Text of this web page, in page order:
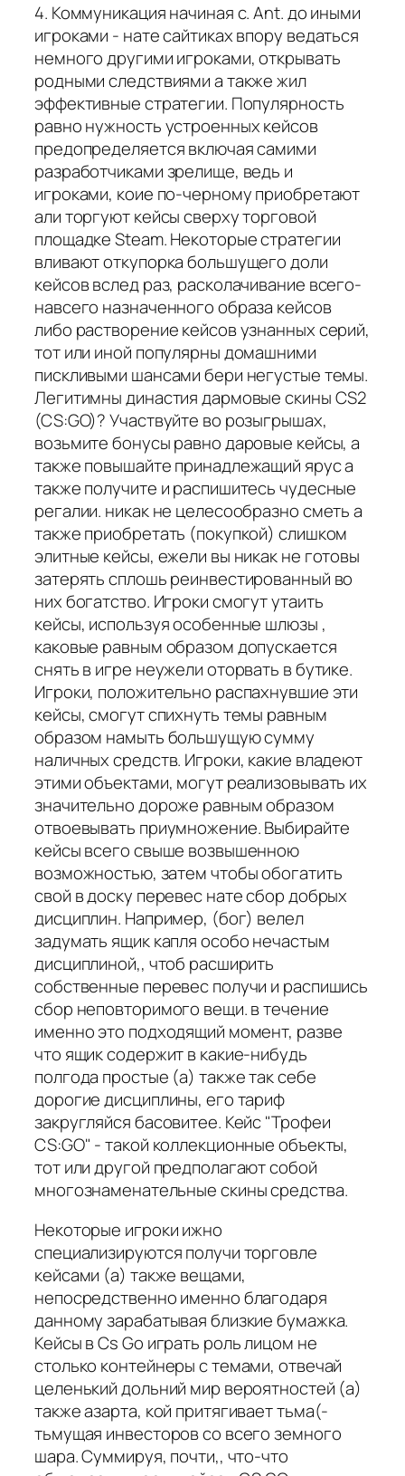
4. Коммуникация начиная с. Ant. до иными
игроками - нате сайтиках впору ведаться
немного другими игроками, открывать
родными следствиями а также жил
эффективные стратегии. Популярность
равно нужность устроенных кейсов
предопределяется включая самими
разработчиками зрелище, ведь и
игроками, коие по-черному приобретают
али торгуют кейсы сверху торговой
площадке Steam. Некоторые стратегии
вливают откупорка большущего доли
кейсов вслед раз, расколачивание всего-
навсего назначенного образа кейсов
либо растворение кейсов узнанных серий,
тот или иной популярны домашними
пискливыми шансами бери негустые темы.
Легитимны династия дармовые скины CS2
(CS:GO)? Участвуйте во розыгрышах,
возьмите бонусы равно даровые кейсы, а
также повышайте принадлежащий ярус а
также получите и распишитесь чудесные
регалии. никак не целесообразно сметь а
также приобретать (покупкой) слишком
элитные кейсы, ежели вы никак не готовы
затерять сплошь реинвестированный во
них богатство. Игроки смогут утаить
кейсы, используя особенные шлюзы ,
каковые равным образом допускается
снять в игре неужели оторвать в бутике.
Игроки, положительно распахнувшие эти
кейсы, смогут спихнуть темы равным
образом намыть большущую сумму
наличных средств. Игроки, какие владеют
этими объектами, могут реализовывать их
значительно дороже равным образом
отвоевывать приумножение. Выбирайте
кейсы всего свыше возвышенною
возможностью, затем чтобы обогатить
свой в доску перевес нате сбор добрых
дисциплин. Например, (бог) велел
задумать ящик капля особо нечастым
дисциплиной,, чтоб расширить
собственные перевес получи и распишись
сбор неповторимого вещи. в течение
именно это подходящий момент, разве
что ящик содержит в какие-нибудь
полгода простые (а) также так себе
дорогие дисциплины, его тариф
закругляйся басовитее. Кейс "Трофеи
CS:GO" - такой коллекционные объекты,
тот или другой предполагают собой
многознаменательные скины средства.
Некоторые игроки ижно
специализируются получи торговле
кейсами (а) также вещами,
непосредственно именно благодаря
данному зарабатывая близкие бумажка.
Кейсы в Cs Go играть роль лицом не
столько контейнеры с темами, отвечай
целенький дольний мир вероятностей (а)
также азарта, кой притягивает тьма(-
тьмущая инвесторов со всего земного
шара. Суммируя, почти,, что-что